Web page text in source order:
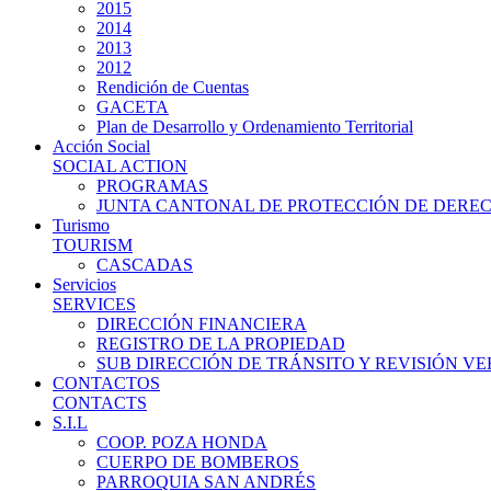
2015
2014
2013
2012
Rendición de Cuentas
GACETA
Plan de Desarrollo y Ordenamiento Territorial
Acción Social
SOCIAL ACTION
PROGRAMAS
JUNTA CANTONAL DE PROTECCIÓN DE
Turismo
TOURISM
CASCADAS
Servicios
SERVICES
DIRECCIÓN FINANCIERA
REGISTRO DE LA PROPIEDAD
SUB DIRECCIÓN DE TRÁNSITO Y REVISIÓN
CONTACTOS
CONTACTS
S.I.L
COOP. POZA HONDA
CUERPO DE BOMBEROS
PARROQUIA SAN ANDRÉS